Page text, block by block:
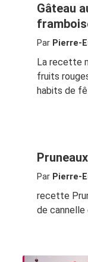
Gâteau
Par Pierre-
La recette
fruits
habits de
Par Pierre-
recette
de cannelle